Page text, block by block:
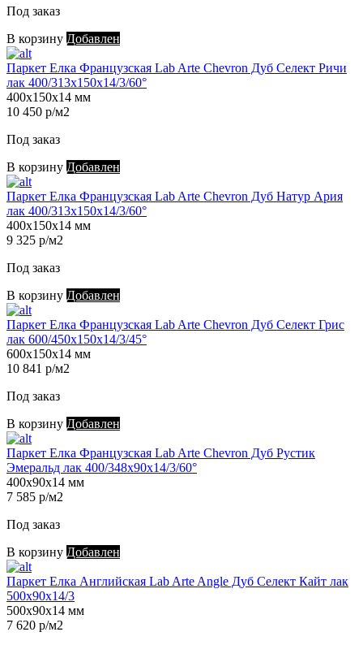
Под заказ
В корзину Добавлен
Паркет Елка Французская Lab Arte Chevron Дуб Селект Ричи
лак 400/313х150х14/3/60°
400х150х14 мм
10 450 р/м2
Под заказ
В корзину Добавлен
Паркет Елка Французская Lab Arte Chevron Дуб Натур Ария
лак 400/313х150х14/3/60°
400х150х14 мм
9 325 р/м2
Под заказ
В корзину Добавлен
Паркет Елка Французская Lab Arte Chevron Дуб Селект Грис
лак 600/450х150х14/3/45°
600х150х14 мм
10 841 р/м2
Под заказ
В корзину Добавлен
Паркет Елка Французская Lab Arte Chevron Дуб Рустик
Эмеральд лак 400/348х90х14/3/60°
400х90х14 мм
7 585 р/м2
Под заказ
В корзину Добавлен
Паркет Елка Английская Lab Arte Angle Дуб Селект Кайт лак
500х90х14/3
500х90х14 мм
7 620 р/м2